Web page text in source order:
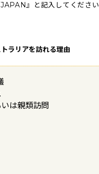
』と記入してください
トラリアを訪れる理由
は親類訪問